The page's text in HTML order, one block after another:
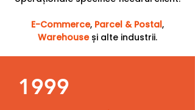
E-Commerce, Parcel & Postal,
Warehouseși alte industrii.
1999